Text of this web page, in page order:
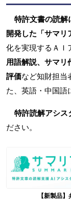
特許文書の読解
開発した「サマリ
化を実現するＡＩ
用語解説、サマリ
評価など知財担当
た、英語・中国語
特許読解アシス
ださい。
【新製品